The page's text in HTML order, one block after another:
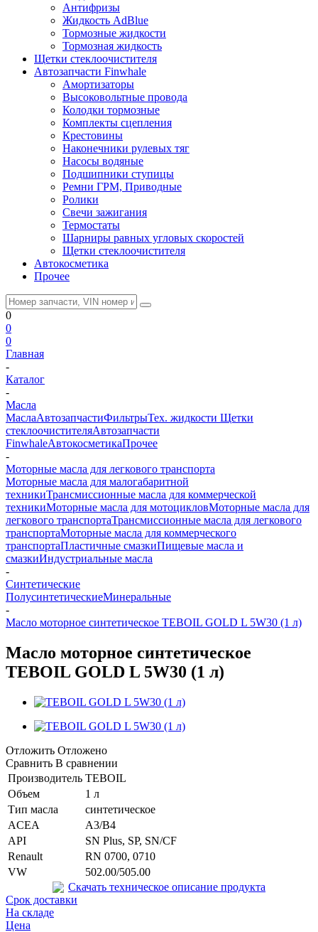
Антифризы
Жидкость AdBlue
Тормозные жидкости
Тормозная жидкость
Щетки стеклоочистителя
Автозапчасти Finwhale
Амортизаторы
Высоковольтные провода
Колодки тормозные
Комплекты сцепления
Крестовины
Наконечники рулевых тяг
Насосы водяные
Подшипники ступицы
Ремни ГРМ, Приводные
Ролики
Свечи зажигания
Термостаты
Шарниры равных угловых скоростей
Щетки стеклоочистителя
Автокосметика
Прочее
0
0
0
Главная
-
Каталог
-
Масла
МаслаАвтозапчастиФильтрыТех. жидкости Щетки
стеклоочистителяАвтозапчасти
FinwhaleАвтокосметикаПрочее
-
Моторные масла для легкового транспорта
Моторные масла для малогабаритной
техникиТрансмиссионные масла для коммерческой
техникиМоторные масла для мотоцикловМоторные масла для
легкового транспортаТрансмиссионные масла для легкового
транспортаМоторные масла для коммерческого
транспортаПластичные смазкиПищевые масла и
смазкиИндустриальные масла
-
Синтетические
ПолусинтетическиеМинеральные
-
Масло моторное синтетическое TEBOIL GOLD L 5W30 (1 л)
Масло моторное синтетическое
TEBOIL GOLD L 5W30 (1 л)
Отложить Отложено
Сравнить В сравнении
Производитель TEBOIL
Объем
1 л
Тип масла
синтетическое
ACEA
A3/B4
API
SN Plus, SP, SN/CF
Renault
RN 0700, 0710
VW
502.00/505.00
Скачать техническое описание продукта
Срок доставки
На складе
Цена